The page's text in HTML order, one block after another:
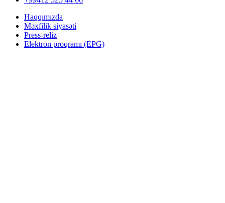
Haqqımızda
Məxfilik siyasəti
Press-reliz
Elektron proqramı (EPG)